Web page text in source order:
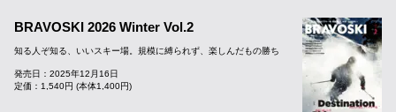
BRAVOSKI 2026 Winter Vol.2
知る人ぞ知る、いいスキー場。規模に縛られず、楽しんだもの勝ち
発売日：2025年12月16日
定価：1,540円 (本体1,400円)